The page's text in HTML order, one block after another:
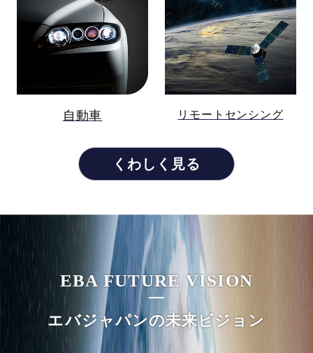
自動車 リモートセンシング
くわしく見る
EBA FUTURE VISION
エバジャパンの未来ビジョン